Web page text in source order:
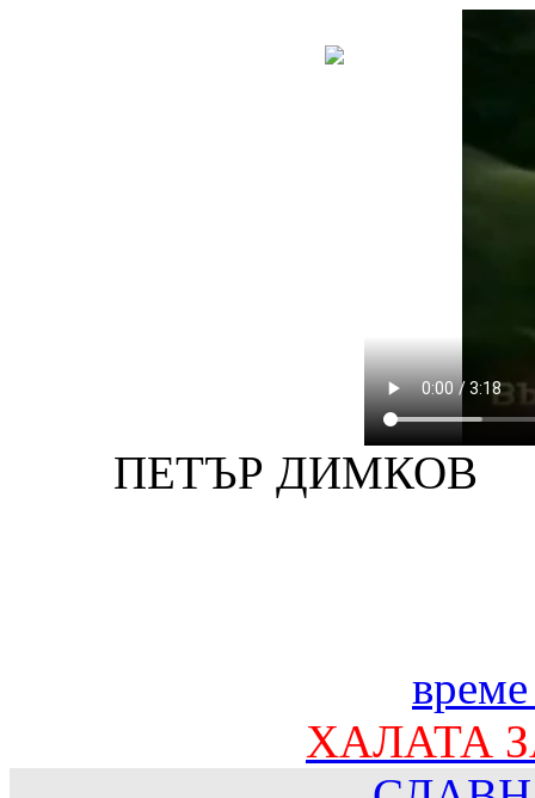
ПЕТЪР ДИМКОВ
ХАЛАТА